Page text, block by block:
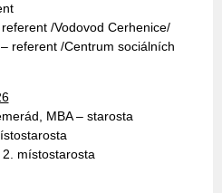
/Vodovod Cerhenice/
referent /Centrum sociálních
MBA – starosta
místostarosta